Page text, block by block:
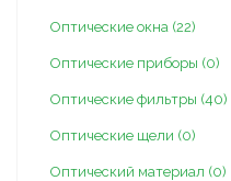
Оптические окна (22)
Оптические приборы (0)
Оптические фильтры (40)
Оптические щели (0)
Оптический материал (0)